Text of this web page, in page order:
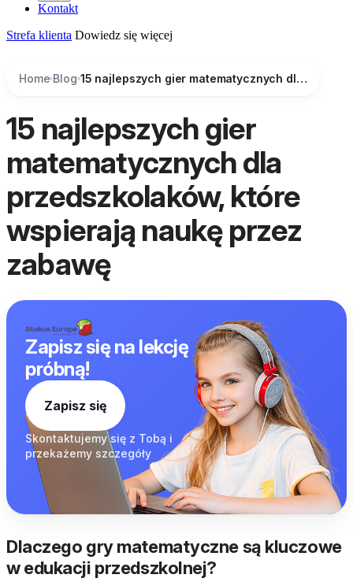
Kontakt
Strefa klienta Dowiedz się więcej
Home Blog 15 najlepszych gier matematycznych dla przedszkolaków, które wspierają naukę przez zabawę
15 najlepszych gier
matematycznych dla
przedszkolaków, które
wspierają naukę przez
zabawę
Zapisz się na lekcję
próbną!
Zapisz się
Skontaktujemy się z Tobą i
przekażemy szczegóły
Dlaczego gry matematyczne są kluczowe
w edukacji przedszkolnej?